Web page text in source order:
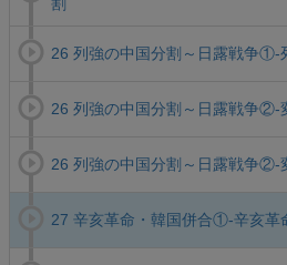
26 列強の中国分割～日露戦争①-
26 列強の中国分割～日露戦争②-
26 列強の中国分割～日露戦争②-
27 辛亥革命・韓国併合①-辛亥革